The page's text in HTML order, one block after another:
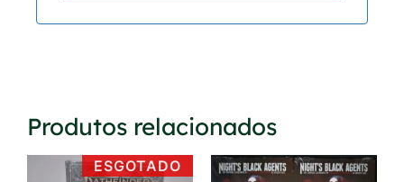
Produtos relacionados
ESGOTADO